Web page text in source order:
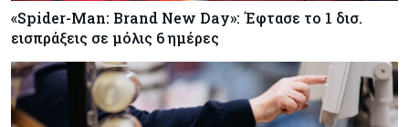
«Spider-Man: Brand New Day»: Έφτασε το 1 δισ.
εισπράξεις σε μόλις 6 ημέρες